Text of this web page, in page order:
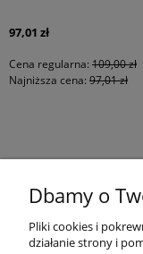
97,01 zł
Cena regularna: 109,00 zł
Najniższa cena: 97,01 zł
Dbamy o
Pliki cookies i
działanie strony i